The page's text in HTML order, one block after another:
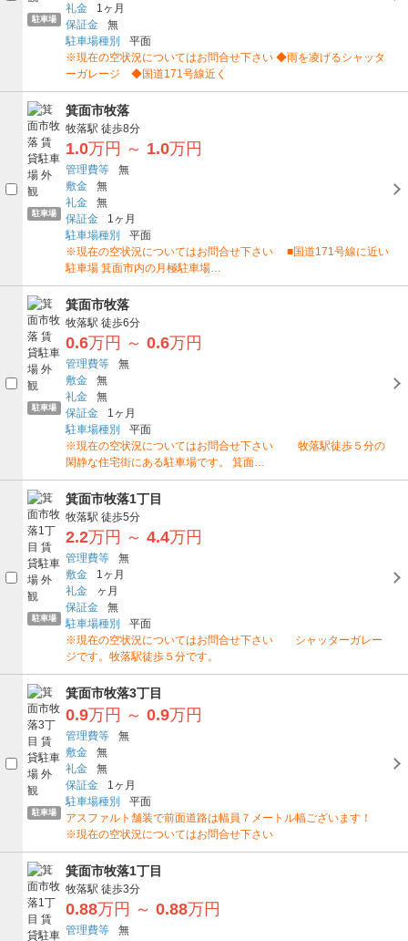
駐車場
礼金
1ヶ月
保証金
無
駐車場種別
平面
※現在の空状況についてはお問合せ下さい ◆雨を凌げるシャッタ
ーガレージ ◆国道171号線近く
駐車場
箕面市牧落
牧落駅 徒歩8分
1.0万円 ～ 1.0万円
管理費等
無
敷金
無
礼金
無
保証金
1ヶ月
駐車場種別
平面
※現在の空状況についてはお問合せ下さい ■国道171号線に近い
駐車場 箕面市内の月極駐車場…
駐車場
箕面市牧落
牧落駅 徒歩6分
0.6万円 ～ 0.6万円
管理費等
無
敷金
無
礼金
無
保証金
1ヶ月
駐車場種別
平面
※現在の空状況についてはお問合せ下さい 牧落駅徒歩５分の
閑静な住宅街にある駐車場です。 箕面…
駐車場
箕面市牧落1丁目
牧落駅 徒歩5分
2.2万円 ～ 4.4万円
管理費等
無
敷金
1ヶ月
礼金
ヶ月
保証金
無
駐車場種別
平面
※現在の空状況についてはお問合せ下さい シャッターガレー
ジです。牧落駅徒歩５分です。
駐車場
箕面市牧落3丁目
0.9万円 ～ 0.9万円
管理費等
無
敷金
無
礼金
無
保証金
1ヶ月
駐車場種別
平面
アスファルト舗装で前面道路は幅員７メートル幅ございます！
※現在の空状況についてはお問合せ下さい
箕面市牧落1丁目
牧落駅 徒歩3分
0.88万円 ～ 0.88万円
管理費等
無